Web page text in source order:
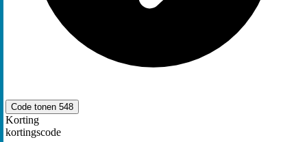
Code tonen 548
Korting
kortingscode